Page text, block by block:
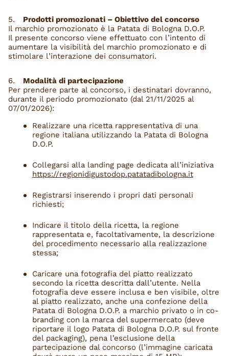
Prodotti promozionati – Obiettivo del concorso
Il marchio promozionato è la Patata di Bologna D.O.P.
Il presente concorso viene effettuato con l’intento di
aumentare la visibilità del marchio promozionato e di
stimolare l’interazione dei consumatori.
Modalità di partecipazione
Per prendere parte al concorso, i destinatari dovranno,
durante il periodo promozionato (dal 21/11/2025 al
07/01/2026):
Realizzare una ricetta rappresentativa di una
regione italiana utilizzando la Patata di Bologna
D.O.P.
Collegarsi alla landing page dedicata all’iniziativa
https://regionidigustodop.patatadibologna.it
Registrarsi inserendo i propri dati personali
richiesti;
Indicare il titolo della ricetta, la regione
rappresentata e, facoltativamente, la descrizione
del procedimento necessario alla realizzazione
stessa;
Caricare una fotografia del piatto realizzato
secondo la ricetta descritta dall’utente. Nella
fotografia deve essere inclusa e ben visibile, oltre
al piatto realizzato, anche una confezione della
Patata di Bologna D.O.P. a marchio privato o in co-
branding con la marca del supermercato (deve
riportare il logo Patata di Bologna D.O.P. sul fronte
del packaging), pena l’esclusione della
partecipazione dal concorso (l’immagine caricata